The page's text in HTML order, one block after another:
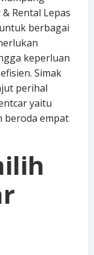
Rental Lepas
berbagai
keperluan
Simak
perihal
yaitu
beroda empat